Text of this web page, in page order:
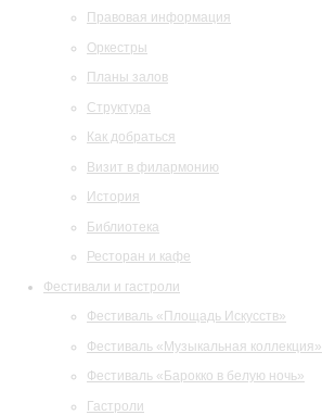
Правовая информация
Оркестры
Планы залов
Структура
Как добраться
Визит в филармонию
История
Библиотека
Ресторан и кафе
Фестивали и гастроли
Фестиваль «Площадь Искусств»
Фестиваль «Музыкальная коллекция»
Фестиваль «Барокко в белую ночь»
Гастроли